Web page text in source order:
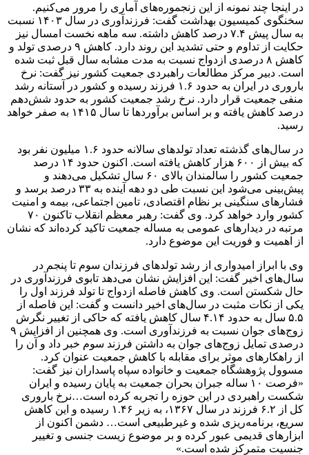
در اینجا چند نمونه از این زنجموره‌های آماری را مرور می‌کنیم.
سخنگوی کمیسیون بهداشت گفت: فرزندآوری در سال ۱۴۰۳ نسبت
به سال پیش ۷.۴ درصد کاهش داشته. سه‌ ماهه نخست امسال نیز
حکایت از تداوم و حتی تشدید این روند دارد. کاهش ۹ درصدی تولد و
کاهش ۸ درصدی ازدواج نسبت به مدت مشابه سال قبل ثبت شده
است. دبیر مرکز مطالعات راهبردی جمعیت کشور نیز گفت: نرخ
باروری در ایران به حدود ۱.۶ فرزند رسیده و کشور در آستانه رشد
منفی جمعیت قرار دارد. نرخ رشد جمعیت کشور به حدود شش‌دهم
درصد کاهش یافته و بر اساس برآوردها تا سال ۱۴۱۵ به صفر خواهد
رسید.
در سال‌های گذشته تعداد تولدهای سالانه حدود ۱.۶ میلیون نفر بود
که بیش از ۶۰۰ هزار کاهش یافته است. اکنون حدود ۱۴ درصد
جمعیت کشور را سالمندان بالای ۶۰ سال تشکیل می‌دهند و
پیش‌بینی می‌شود این نسبت طی دو دهه آینده به ۳۳ درصد برسد و
فشارهای سنگینی بر نظام اقتصادی، تامین اجتماعی، بیمه و امنیت
کشور وارد خواهد کرد. وی گفت: رهبر معظم انقلاب تاکنون ۷۰
مرتبه در دیدارهای عمومی به مساله جمعیت تاکید کرده‌اند که نشان
از اهمیت و فوریت این موضوع دارد.
وی با ابراز امیدواری از رشد تولدهای فرزندان سوم تا پنجم در
سال‌های اخیر گفت: این افزایش نشان می‌دهد تابوی فرزندآوری در
حال شکستن است. وی کاهش فاصله ازدواج تا تولد فرزند اول را
یکی از نکات مثبت در سال‌های اخیر دانست و گفت: این فاصله از
۵.۵ سال به حدود ۴.۱۴ سال کاهش یافته که حاکی از تغییر نگرش
زوج‌های جوان نسبت به فرزندآوری است. وی همچنین از افزایش ۹
درصدی تمایل زوج‌های جوان به داشتن فرزند سوم خبر داد و آن را
از راهکارهای موثر برای مقابله با کاهش جمعیت عنوان کرد.
مسوول پژوهشگاه جمعیت و خانواده سپاه پاسداران نیز گفت:
«فرصت ۱۰ ساله جبران بحران جمعیت به پایان رسیده و ایران
شکست راهبردی در این حوزه را تجربه کرده است…نرخ باروری
کل از ۶.۲ فرزند در سال ۱۳۶۷، به زیر ۱.۴۶ رسیده و این کاهش
سریع، برنامه‌ریزی‌ شده و غیرطبیعی است… دشمن اکنون از
ابزارهای قدیمی عبور کرده و بر موضوع زیست جنسی و تغییر
جنسیت متمرکز شده است.»